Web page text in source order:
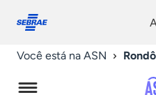
conosco
Você está na ASN